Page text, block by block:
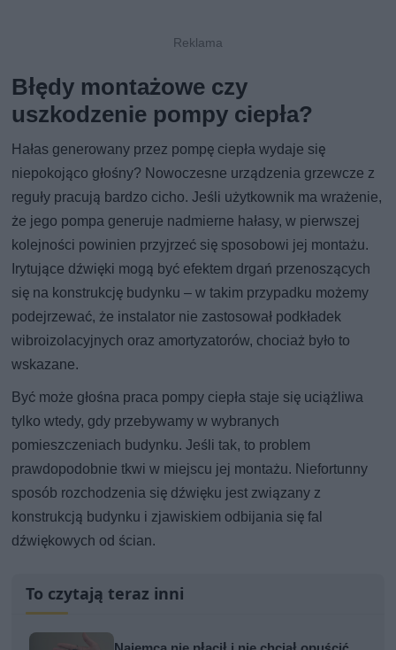
Błędy montażowe czy
uszkodzenie pompy ciepła?
Hałas generowany przez pompę ciepła wydaje się
niepokojąco głośny? Nowoczesne urządzenia grzewcze z
reguły pracują bardzo cicho. Jeśli użytkownik ma wrażenie,
że jego pompa generuje nadmierne hałasy, w pierwszej
kolejności powinien przyjrzeć się sposobowi jej montażu.
Irytujące dźwięki mogą być efektem drgań przenoszących
się na konstrukcję budynku – w takim przypadku możemy
podejrzewać, że instalator nie zastosował podkładek
wibroizolacyjnych oraz amortyzatorów, chociaż było to
wskazane.
Być może głośna praca pompy ciepła staje się uciążliwa
tylko wtedy, gdy przebywamy w wybranych
pomieszczeniach budynku. Jeśli tak, to problem
prawdopodobnie tkwi w miejscu jej montażu. Niefortunny
sposób rozchodzenia się dźwięku jest związany z
konstrukcją budynku i zjawiskiem odbijania się fal
dźwiękowych od ścian.
To czytają teraz inni